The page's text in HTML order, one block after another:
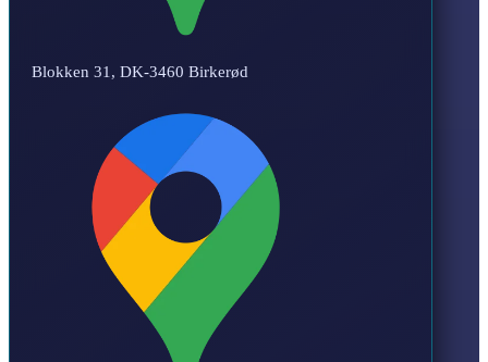
Blokken 31, DK-3460 Birkerød